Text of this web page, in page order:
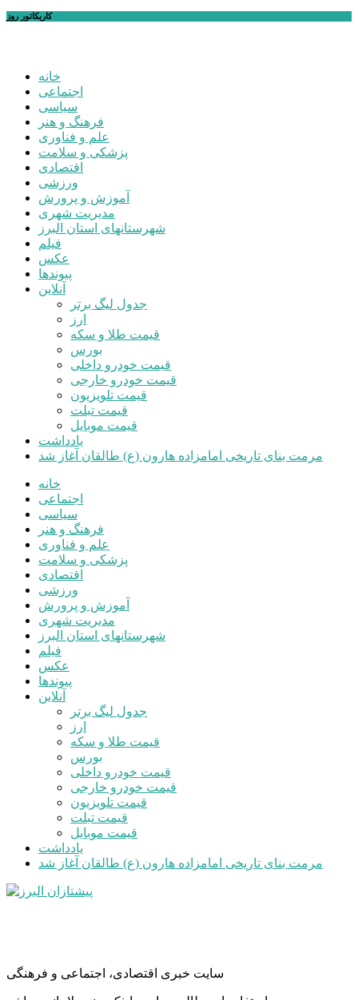
کاریکاتور روز
خانه
اجتماعی
سیاسی
فرهنگ و هنر
علم و فناوری
پزشکی و سلامت
اقتصادی
ورزشی
آموزش و پرورش
مدیریت شهری
شهرستانهای استان البرز
فیلم
عکس
پیوندها
آنلاین
جدول لیگ برتر
ارز
قیمت طلا و سکه
بورس
قیمت خودرو داخلی
قیمت خودرو خارجی
قیمت تلویزیون
قیمت تبلت
قیمت موبایل
یادداشت
مرمت بنای تاریخی امامزاده هارون (ع) طالقان آغاز شد
خانه
اجتماعی
سیاسی
فرهنگ و هنر
علم و فناوری
پزشکی و سلامت
اقتصادی
ورزشی
آموزش و پرورش
مدیریت شهری
شهرستانهای استان البرز
فیلم
عکس
پیوندها
آنلاین
جدول لیگ برتر
ارز
قیمت طلا و سکه
بورس
قیمت خودرو داخلی
قیمت خودرو خارجی
قیمت تلویزیون
قیمت تبلت
قیمت موبایل
یادداشت
مرمت بنای تاریخی امامزاده هارون (ع) طالقان آغاز شد
سایت خبری اقتصادی، اجتماعی و فرهنگی